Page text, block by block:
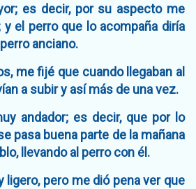
es decir, por su aspecto me
y el perro que lo acompaña diría
anciano.
me fijé que cuando llegaban al
a subir y así más de una vez.
andador; es decir, que por lo
pasa buena parte de la mañana
llevando al perro con él.
ligero, pero me dió pena ver que